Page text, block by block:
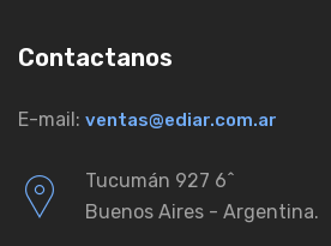
Contactanos
E-mail: ventas@ediar.com.ar
Tucumán 927 6ˆ
Buenos Aires - Argentina.